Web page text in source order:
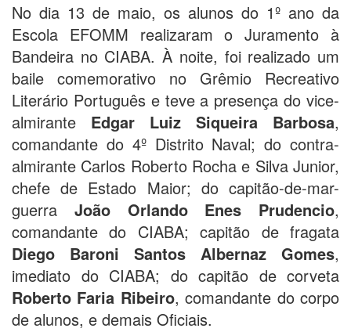
No dia 13 de maio, os alunos do 1º ano da
Escola EFOMM realizaram o Juramento à
Bandeira no CIABA. À noite, foi realizado um
baile comemorativo no Grêmio Recreativo
Literário Português e teve a presença do vice-
almirante Edgar Luiz Siqueira Barbosa,
comandante do 4º Distrito Naval; do contra-
almirante Carlos Roberto Rocha e Silva Junior,
chefe de Estado Maior; do capitão-de-mar-
guerra João Orlando Enes Prudencio,
comandante do CIABA; capitão de fragata
Diego Baroni Santos Albernaz Gomes,
imediato do CIABA; do capitão de corveta
Roberto Faria Ribeiro, comandante do corpo
de alunos, e demais Oficiais.